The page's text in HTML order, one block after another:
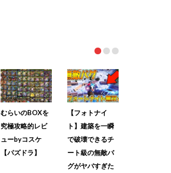
むらいのBOXを
究極攻略的レビ
ューbyコスケ
【パズドラ】
【フォトナイ
ト】建築を一瞬
で破壊できるチ
ート級の無敵バ
グがヤバすぎた